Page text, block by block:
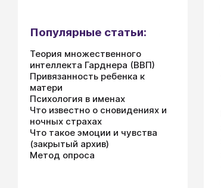
Популярные статьи:
Теория множественного
интеллекта Гарднера (ВВП)
Привязанность ребенка к
матери
Психология в именах
Что известно о сновидениях и
ночных страхах
Что такое эмоции и чувства
(закрытый архив)
Метод опроса